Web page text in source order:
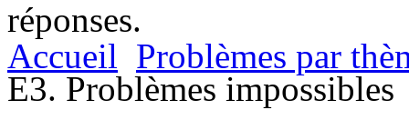
réponses.
Accueil Problèmes par
E3. Problèmes impossibles